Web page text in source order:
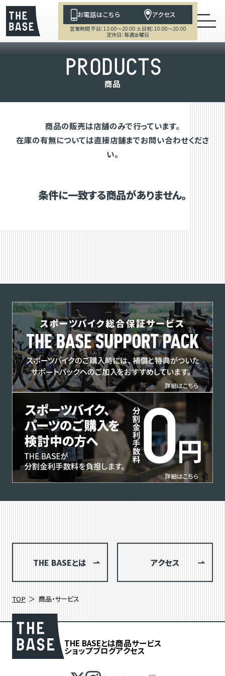
お電話はこちら アクセス
営業時間 平日：12:00～20:00 土日祝：10:00～20:00
定休日：毎週金曜日
PRODUCTS
商品
商品の販売は店舗のみで行っています。
在庫の有無については直接店舗までお問い合わせくださ
い。
条件に一致する商品がありません。
THE BASEとは アクセス
TOP 商品・サービス
THE BASEとは商品サービス
ショップブログアクセス